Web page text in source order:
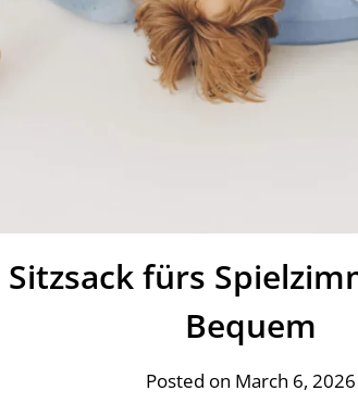
fürs
Bequem
Posted on March 6, 2026